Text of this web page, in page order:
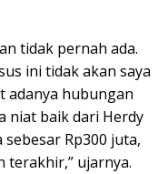
tidak pernah ada.
ini tidak akan saya
adanya hubungan
niat baik dari Herdy
Rp300 juta,
terakhir,” ujarnya.